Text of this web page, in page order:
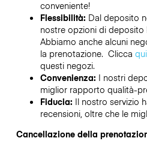
conveniente!
Flessibilità: Dal deposito
nostre opzioni di deposito
Abbiamo anche alcuni
la prenotazione. Clicca qui
questi negozi.
Convenienza: I nostri
miglior rapporto qualità-
Fiducia: Il nostro servizio
recensioni, oltre che le
Cancellazione della